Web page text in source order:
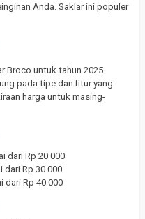
Anda. Saklar ini populer
Broco untuk tahun 2025.
pada tipe dan fitur yang
harga untuk masing-
dari Rp 20.000
dari Rp 30.000
dari Rp 40.000